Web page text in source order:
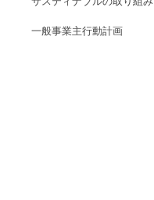
一般事業主行動計画